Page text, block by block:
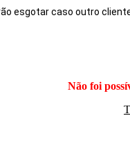
esgotar caso outro
Não foi